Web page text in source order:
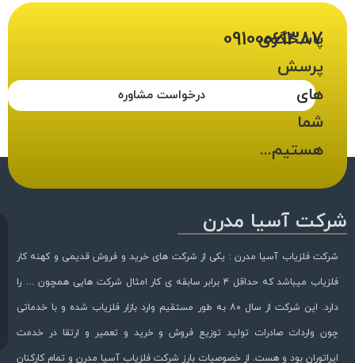
درخواست مشاوره
پاسخگوی
پرسش
های
شما
هستیم...
09100061387
شرکت آسیا مدرن
شرکت فلزیاب آسیا مدرن : یکی از شرکت های خرید و فروش قدیمی و کهنه کار
فلزیاب میباشد که حداقل ۴ برابر سابقه ی کار امثال شرکت هایی همچون … را
دارد. این شرکت از سال ۸۰ به طور مستقیم وارد بازار فلزیاب شده و با خدماتی
چون واردات صادرات تولید توزیع فروش و خرید و تعمیر و ارتقا در خدمت
اپراتوران بود و هست. از خصوصیات بارز شرکت فلزیاب آسیا مدرن و تمام کارکنان